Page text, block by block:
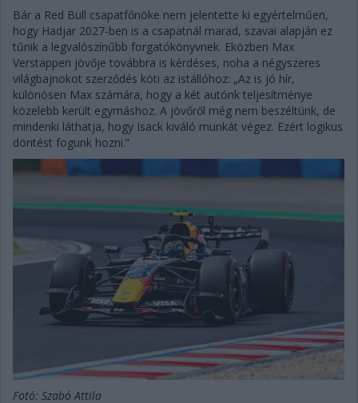
Bár a Red Bull csapatfőnöke nem jelentette ki egyértelműen,
hogy Hadjar 2027-ben is a csapatnál marad, szavai alapján ez
tűnik a legvalószínűbb forgatókönyvnek. Eközben Max
Verstappen jövője továbbra is kérdéses, noha a négyszeres
világbajnokot szerződés köti az istállóhoz: „Az is jó hír,
különösen Max számára, hogy a két autónk teljesítménye
közelebb került egymáshoz. A jövőről még nem beszéltünk, de
mindenki láthatja, hogy Isack kiváló munkát végez. Ezért logikus
döntést fogunk hozni.”
Fotó: Szabó Attila